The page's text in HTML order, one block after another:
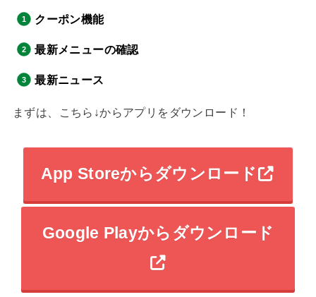
クーポン機能
最新メニューの確認
最新ニュース
まずは、こちら↓からアプリをダウンロード！
App Storeからダウンロード
Google Playからダウンロード